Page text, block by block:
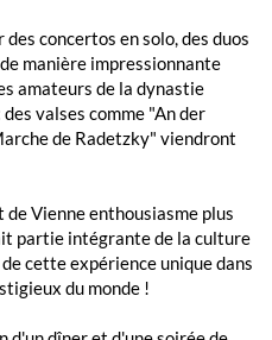
concertos en solo, des duos
manière impressionnante
amateurs de la dynastie
valses comme "An der
de Radetzky" viendront
Vienne enthousiasme plus
partie intégrante de la culture
cette expérience unique dans
du monde !